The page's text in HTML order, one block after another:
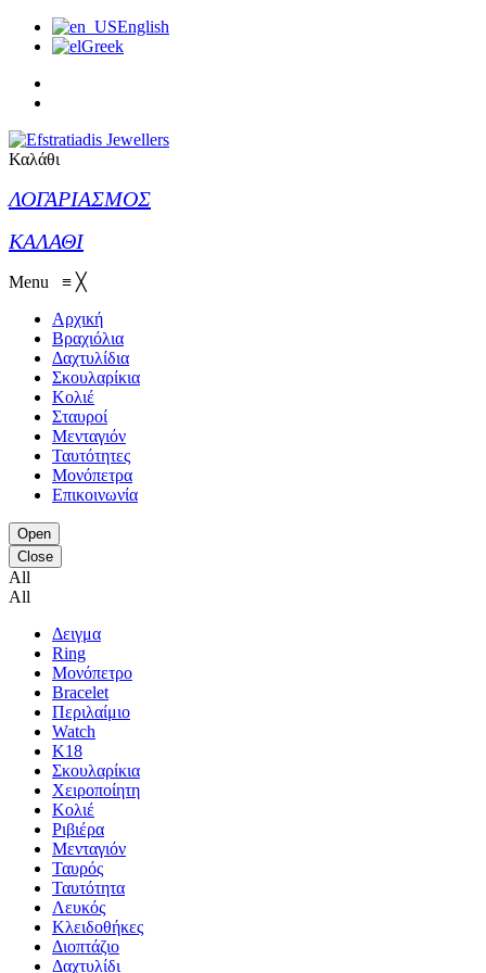
English
Greek
Καλάθι
ΛΟΓΑΡΙΑΣΜΟΣ
ΚΑΛΑΘΙ
Menu ≡ ╳
Αρχική
Βραχιόλια
Δαχτυλίδια
Σκουλαρίκια
Κολιέ
Σταυροί
Μενταγιόν
Ταυτότητες
Μονόπετρα
Επικοινωνία
Open
Close
All
All
Δειγμα
Ring
Μονόπετρο
Bracelet
Περιλαίμιο
Watch
K18
Σκουλαρίκια
Χειροποίητη
Κολιέ
Ριβιέρα
Μενταγιόν
Ταυρός
Ταυτότητα
Λευκός
Κλειδοθήκες
Διοπτάζιο
Δαχτυλίδι